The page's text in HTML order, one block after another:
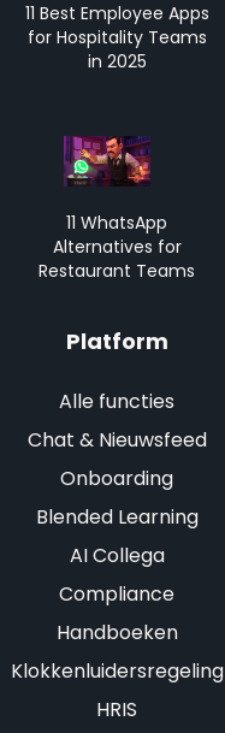
11 Best Employee Apps
for Hospitality Teams
in 2025
11 WhatsApp
Alternatives for
Restaurant Teams
Platform
Alle functies
Chat & Nieuwsfeed
Onboarding
Blended Learning
AI Collega
Compliance
Handboeken
Klokkenluidersregeling
HRIS